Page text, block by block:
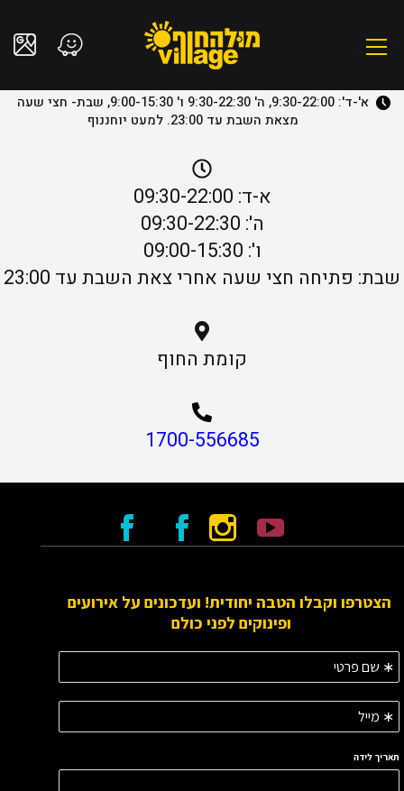
א'-ד': 9:30-22:00, ה' 9:30-22:30 ו' 9:00-15:30, שבת- חצי שעה
מצאת השבת עד 23:00. למעט יוחננוף
א-ד: 09:30-22:00
ה': 09:30-22:30
ו': 09:00-15:30
שבת: פתיחה חצי שעה אחרי צאת השבת עד 23:00
קומת החוף
1700-556685